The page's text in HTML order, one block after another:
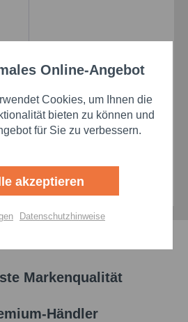
23
Markenqualität
Händler
Aktiv
Aktiv
Aktiv
speichern
Online-Angebot
Cookies, um Ihnen die
bieten zu können und
für Sie zu verbessern.
akzeptieren
Datenschutzhinweise